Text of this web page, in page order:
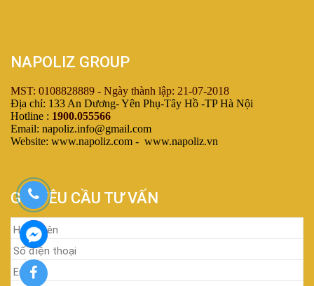
NAPOLIZ GROUP
MST: 0108828889 - Ngày thành lập: 21-07-2018
Địa chỉ: 133 An Dương- Yên Phụ-Tây Hồ -TP Hà Nội
Hotline : 1900.055566
Email: napoliz.info@gmail.com
Website: www.napoliz.com - www.napoliz.vn
GỬI YÊU CẦU TƯ VẤN